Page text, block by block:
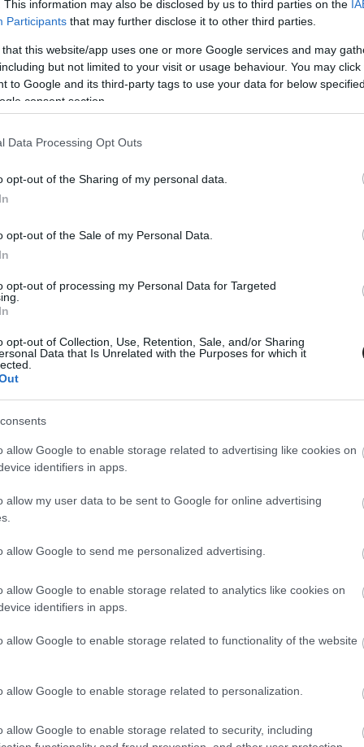
This information may also be disclosed by us to third parties on the
Participants that may further disclose it to other third parties.
that this website/app uses one or more Google services and may
but not limited to your visit or usage behaviour. You may
to Google and its third-party tags to use your data for below
consent section.
Data Processing Opt Outs
opt-out of the Sharing of my personal data.
opt-out of the Sale of my Personal Data.
opt-out of processing my Personal Data for Targeted
opt-out of Collection, Use, Retention, Sale, and/or Sharing
Data that Is Unrelated with the Purposes for which it
allow Google to enable storage related to advertising like cookies on
identifiers in apps.
allow my user data to be sent to Google for online advertising
allow Google to send me personalized advertising.
allow Google to enable storage related to analytics like cookies on
identifiers in apps.
allow Google to enable storage related to functionality of the website
allow Google to enable storage related to personalization.
allow Google to enable storage related to security, including
a munkavégzés alólfelmentett csapatfőnök és
Bull-vezér, Dietrich Mateschitz 2022
akkora hatalomra tett szert, amit a Red
jó szemmel, a helyzet megoldását pedig
Red Bull GmbH-t 51%-ban tulajdonló
31-én rejtélyes körülmények között gazdát
fél elveszítette többségi tulajdonát és
Horner kirúgását. Arról is hallani
a korábbi csapatfőnökkel.
, hogy az ominózus 2% egy svájci
került, és az osztrák fél erősödését
számítanak a hosszú távú
esetében. Ezen túlmenően